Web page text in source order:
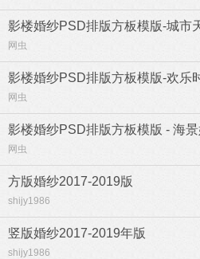
影楼婚纱PSD排版方板模版-城市
网虫
影楼婚纱PSD排版方板模版-欢乐
网虫
影楼婚纱PSD排版方板模版 - 海
网虫
方版婚纱2017-2019版
shijy1986
竖版婚纱2017-2019年版
shijy1986